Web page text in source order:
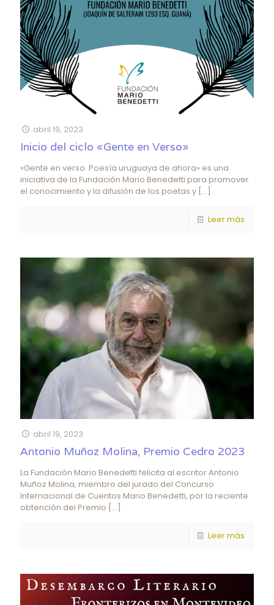
abril 19, 2023
Inicio del ciclo «Gente en Verso»
«Gente en verso. Poesía uruguaya de ahora» es una
iniciativa de la Fundación Mario Benedetti para promover
el conocimiento y la difusión de los poetas y […]
Leer más
abril 19, 2023
Antonio Muñoz Molina, Premio Cedro 2023
La Fundación Mario Benedetti felicita al escritor Antonio
Muñoz Molina, miembro del jurado del Concurso
Internacional de Cuentos Mario Benedetti, por la reciente
obtención del Premio […]
Leer más